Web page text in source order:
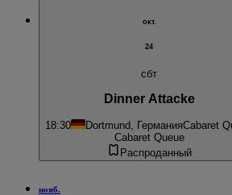
окт.
24
сбт
Dinner Attacke
18:30 Dortmund, ГерманияCabaret
Cabaret Queue
Распроданный
нояб.